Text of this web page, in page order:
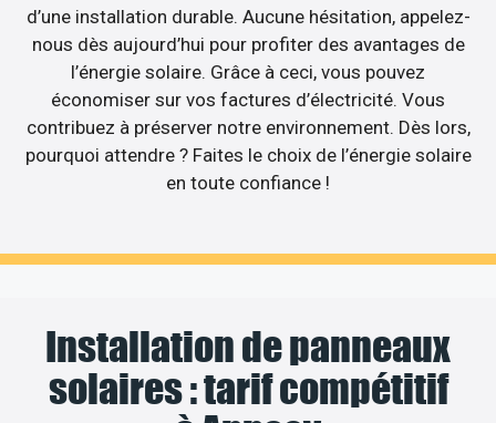
d’une installation durable. Aucune hésitation, appelez-
nous dès aujourd’hui pour profiter des avantages de
l’énergie solaire. Grâce à ceci, vous pouvez
économiser sur vos factures d’électricité. Vous
contribuez à préserver notre environnement. Dès lors,
pourquoi attendre ? Faites le choix de l’énergie solaire
en toute confiance !
Installation de panneaux
solaires : tarif compétitif